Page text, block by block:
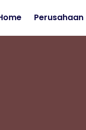
Perusahaan